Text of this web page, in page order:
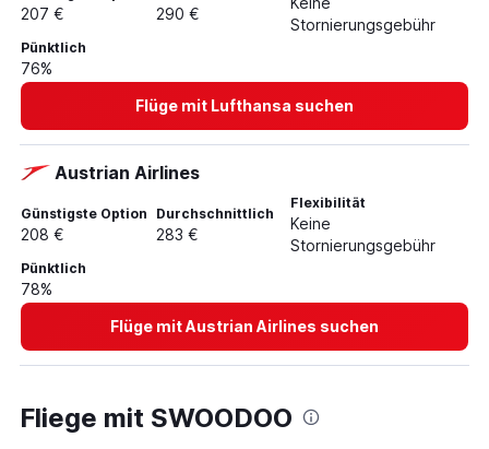
207 € 290 €
Stornierungsgebühr
Pünktlich
76%
Flüge mit Lufthansa suchen
Austrian Airlines
Günstigste Option
208 €
Durchschnittlich
283 €
Flexibilität
Keine
Stornierungsgebühr
Pünktlich
78%
Flüge mit Austrian Airlines suchen
Fliege mit SWOODOO